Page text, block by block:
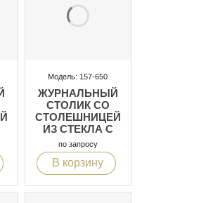
Модель: 157-650
ЖУРНАЛЬНЫЙ
СТОЛИК СО
СТОЛЕШНИЦЕЙ
ИЗ СТЕКЛА С
ЭФФЕКТОМ
МРАМОРА
по запросу
В корзину